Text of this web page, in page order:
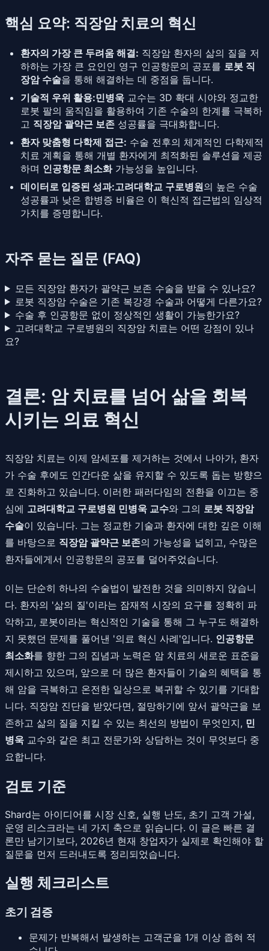
핵심 요약: 직장암 치료의 혁신
환자의 가장 큰 두려움 해결: 직장암 환자의 삶의 질을 저
하하는 가장 큰 요인인 영구 인공항문의 공포를 로봇 직
장암 수술을 통해 해결하는 데 중점을 둡니다.
기술적 우위 활용:민병욱 교수는 3D 확대 시야와 정교한
로봇 팔의 움직임을 활용하여 기존 수술의 한계를 극복하
고 직장암 괄약근 보존 성공률을 극대화합니다.
환자 맞춤형 다학제 접근: 수술 전후의 체계적인 다학제적
치료 계획을 통해 개별 환자에게 최적화된 솔루션을 제공
하며 인공항문 최소화가능성을 높입니다.
데이터로 입증된 성과:고려대학교 구로병원의 높은 수술
성공률과 낮은 합병증 비율은 이 혁신적 접근법의 임상적
가치를 증명합니다.
자주 묻는 질문 (FAQ)
모든 직장암 환자가 괄약근 보존 수술을 받을 수 있나요?
로봇 직장암 수술은 기존 복강경 수술과 어떻게 다른가요?
수술 후 인공항문 없이 정상적인 생활이 가능한가요?
고려대학교 구로병원의 직장암 치료는 어떤 강점이 있나
요?
결론: 암 치료를 넘어 삶을 회복
시키는 의료 혁신
직장암 치료는 이제 암세포를 제거하는 것에서 나아가, 환자
가 수술 후에도 인간다운 삶을 유지할 수 있도록 돕는 방향으
로 진화하고 있습니다. 이러한 패러다임의 전환을 이끄는 중
심에 고려대학교 구로병원 민병욱 교수와 그의 로봇 직장암
수술이 있습니다. 그는 정교한 기술과 환자에 대한 깊은 이해
를 바탕으로 직장암 괄약근 보존의 가능성을 넓히고, 수많은
환자들에게서 인공항문의 공포를 덜어주었습니다.
이는 단순히 하나의 수술법이 발전한 것을 의미하지 않습니
다. 환자의 '삶의 질'이라는 잠재적 시장의 요구를 정확히 파
악하고, 로봇이라는 혁신적인 기술을 통해 그 누구도 해결하
지 못했던 문제를 풀어낸 '의료 혁신 사례'입니다. 인공항문
최소화를 향한 그의 집념과 노력은 암 치료의 새로운 표준을
제시하고 있으며, 앞으로 더 많은 환자들이 기술의 혜택을 통
해 암을 극복하고 온전한 일상으로 복귀할 수 있기를 기대합
니다. 직장암 진단을 받았다면, 절망하기에 앞서 괄약근을 보
존하고 삶의 질을 지킬 수 있는 최선의 방법이 무엇인지, 민
병욱 교수와 같은 최고 전문가와 상담하는 것이 무엇보다 중
요합니다.
검토 기준
Shard는 아이디어를 시장 신호, 실행 난도, 초기 고객 가설,
운영 리스크라는 네 가지 축으로 읽습니다. 이 글은 빠른 결
론만 남기기보다, 2026년 현재 창업자가 실제로 확인해야 할
질문을 먼저 드러내도록 정리되었습니다.
실행 체크리스트
초기 검증
문제가 반복해서 발생하는 고객군을 1개 이상 좁혀 적